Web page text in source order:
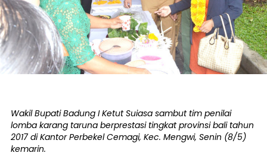
Wakil Bupati Badung I Ketut Suiasa sambut tim penilai
lomba karang taruna berprestasi tingkat provinsi bali tahun
2017 di Kantor Perbekel Cemagi, Kec. Mengwi, Senin (8/5)
kemarin.